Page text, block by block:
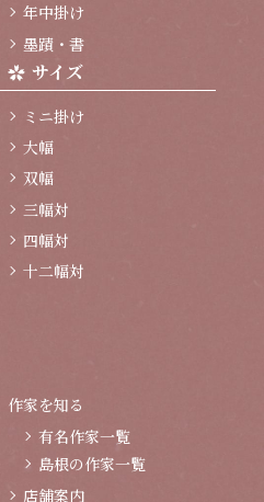
年中掛け
墨蹟・書
サイズ
ミニ掛け
大幅
双幅
三幅対
四幅対
十二幅対
作家を知る
有名作家一覧
島根の作家一覧
店舗案内